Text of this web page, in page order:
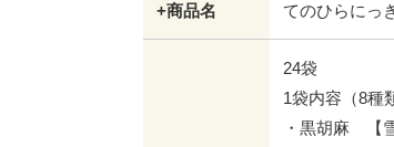
+商品名 てのひらにっ
24袋
1袋内容（8種
・黒胡麻 【